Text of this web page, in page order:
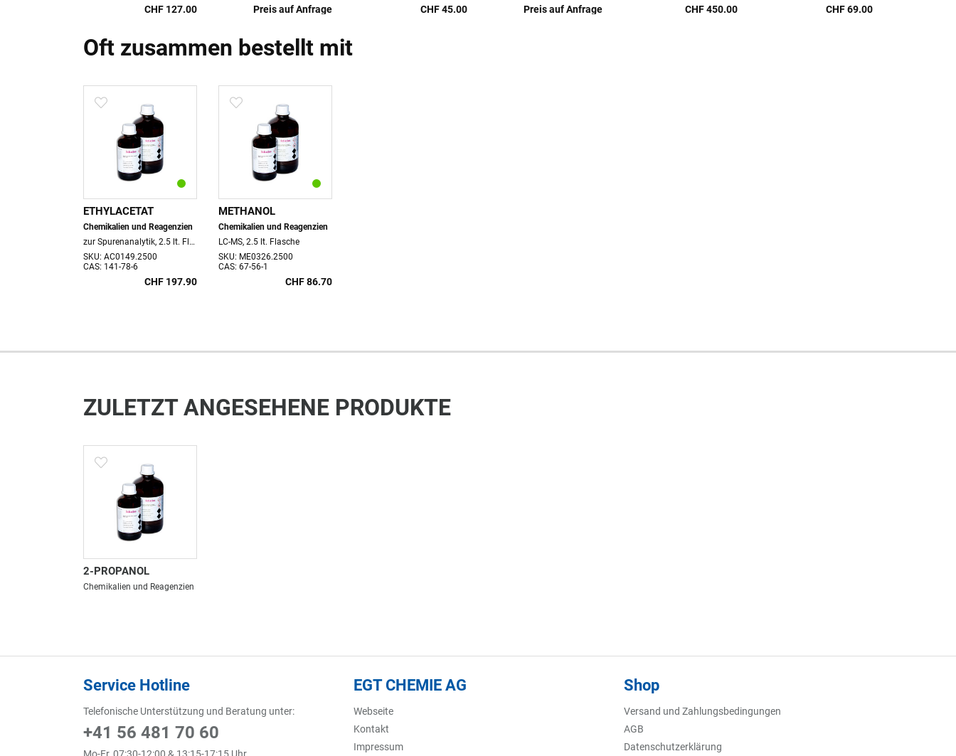
CHF 127.00 Preis auf Anfrage CHF 45.00 Preis auf Anfrage CHF 450.00 CHF 69.00
Oft zusammen bestellt mit
ETHYLACETAT
Chemikalien und Reagenzien
zur Spurenanalytik, 2.5 lt. Flasche
SKU: AC0149.2500
CAS: 141-78-6
CHF 197.90
METHANOL
Chemikalien und Reagenzien
LC-MS, 2.5 lt. Flasche
SKU: ME0326.2500
CAS: 67-56-1
CHF 86.70
ZULETZT ANGESEHENE PRODUKTE
2-PROPANOL
Chemikalien und Reagenzien
Service Hotline
Telefonische Unterstützung und Beratung unter:
+41 56 481 70 60
EGT CHEMIE AG
Webseite
Kontakt
Impressum
Shop
Versand und Zahlungsbedingungen
AGB
Datenschutzerklärung